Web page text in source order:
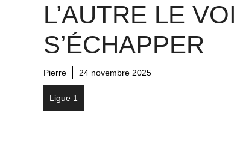
L’AUTRE LE
S’ÉCHAPPER
Pierre 24 novembre 2025
Ligue 1